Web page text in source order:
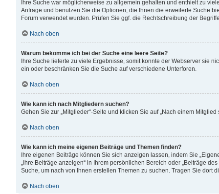
Ihre Suche war möglicherweise zu allgemein gehalten und enthielt zu
Anfrage und benutzen Sie die Optionen, die Ihnen die erweiterte Suche
Forum verwendet wurden. Prüfen Sie ggf. die Rechtschreibung der
Nach oben
Warum bekomme ich bei der Suche eine leere Seite?
Ihre Suche lieferte zu viele Ergebnisse, somit konnte der Webserver sie
ein oder beschränken Sie die Suche auf verschiedene Unterforen.
Nach oben
Wie kann ich nach Mitgliedern suchen?
Gehen Sie zur „Mitglieder“-Seite und klicken Sie auf „Nach einem Mitglied
Nach oben
Wie kann ich meine eigenen Beiträge und Themen finden?
Ihre eigenen Beiträge können Sie sich anzeigen lassen, indem Sie
„Ihre Beiträge anzeigen“ in Ihrem persönlichen Bereich oder „Beiträge
Suche, um nach von Ihnen erstellen Themen zu suchen. Tragen Sie dort
Nach oben